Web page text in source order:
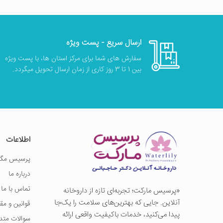
ارسال سریع - پست ویژه
سفارش های شما برای مرکز استان ها، با پست ویژه
بین 1 تا 3 روز کاری از زمان ارسال تحویل میگردد.
«پرسيس ماركت؛ تجربه‌ای تازه از داروخانه
آنلاین. جایی که بهترین‌های سلامت را یک‌جا
پیدا می‌کنید، خدمات باکیفیت واقعی ارائه
اطلاعات
پرسیس
درباره ما
تماس با ما
قوانین و
سوالات